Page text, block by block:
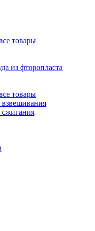
товары
из фторопласта
товары